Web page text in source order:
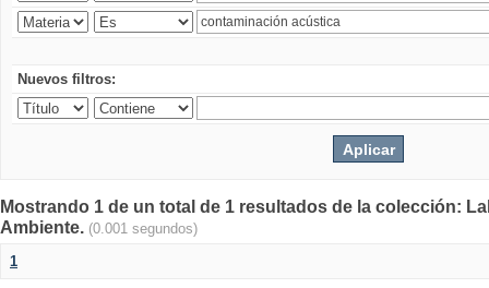
Nuevos filtros:
Mostrando 1 de un total de 1 resultados de la colección:
Ambiente. (0.001 segundos)
1